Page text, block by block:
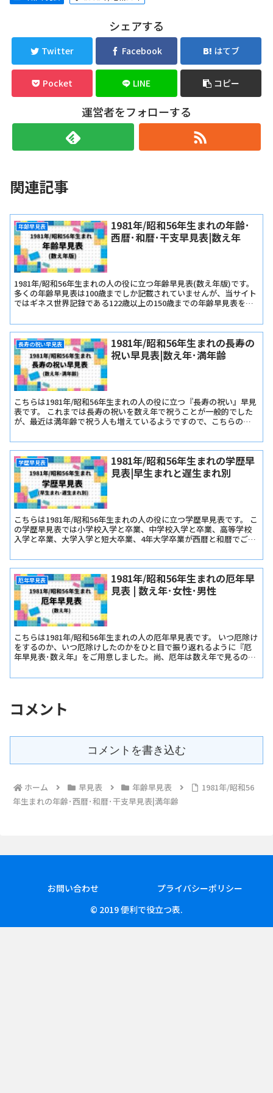
シェアする
Twitter Facebook はてブ
Pocket LINE コピー
運営者をフォローする
関連記事
年齢早見表
1981年/昭和56年生まれの年齢･
西暦･和暦･干支早見表|数え年
1981年/昭和56年生まれの人の役に立つ年齢早見表(数え年版)です。
多くの年齢早見表は100歳までしか記載されていませんが、当サイト
ではギネス世界記録である122歳以上の150歳までの年齢早見表を記
長寿の祝い早見表
1981年/昭和56年生まれの長寿の
祝い早見表|数え年･満年齢
こちらは1981年/昭和56年生まれの人の役に立つ『長寿の祝い』早見
表です。 これまでは長寿の祝いを数え年で祝うことが一般的でした
が、最近は満年齢で祝う人も増えているようですので、こちらの早
年齢版』をご用意しました。
学歴早見表
1981年/昭和56年生まれの学歴早
見表|早生まれと遅生まれ別
こちらは1981年/昭和56年生まれの人の役に立つ学歴早見表です。 こ
の学歴早見表では小学校入学と卒業、中学校入学と卒業、高等学校
入学と卒業、大学入学と短大卒業、4年大学卒業が西暦と和暦でご確
厄年早見表
1981年/昭和56年生まれの厄年早
見表 | 数え年･女性･男性
こちらは1981年/昭和56年生まれの人の厄年早見表です。 いつ厄除け
をするのか、いつ厄除けしたのかをひと目で振り返れるように『厄
年早見表･数え年』をご用意しました。尚、厄年は数え年で見るので
コメント
コメントを書き込む
ホーム 早見表 年齢早見表
1981年/昭和56
年生まれの年齢･西暦･和暦･干支早見表|満年齢
お問い合わせ
プライバシーポリシー
© 2019 便利で役立つ表.